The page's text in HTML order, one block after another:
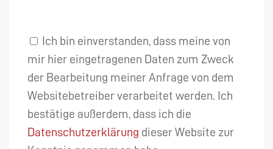
Ich bin einverstanden, dass meine von
mir hier eingetragenen Daten zum Zweck
der Bearbeitung meiner Anfrage von dem
Websitebetreiber verarbeitet werden. Ich
bestätige außerdem, dass ich die
Datenschutzerklärung dieser Website zur